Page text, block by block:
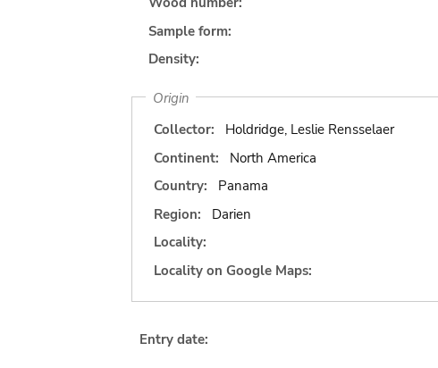
Sample form:
Density:
Origin
Collector:
Holdridge, Leslie Rensselaer
Continent:
North America
Country:
Panama
Region:
Darien
Locality:
Locality on Google Maps:
Entry date: